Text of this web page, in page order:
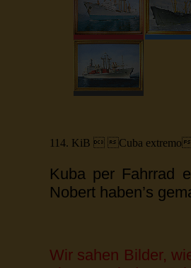
114. KiB  Cuba
Kuba per Fahrrad
Nobert haben’s
Wir sahen Bilder,